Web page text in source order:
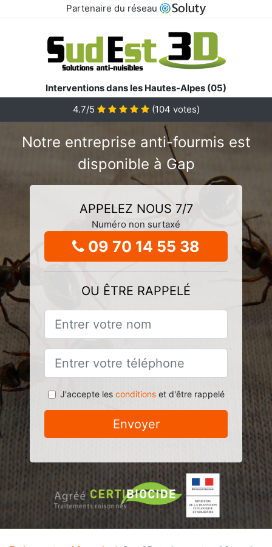
Partenaire du réseau
Interventions dans les Hautes-Alpes (05)
4.7/5
(104 votes)
Notre entreprise anti-fourmis est
disponible à Gap
APPELEZ NOUS 7/7
Numéro non surtaxé
09 70 14 55 38
OU ÊTRE RAPPELÉ
J'accepte les conditionset d'être rappelé
Envoyer